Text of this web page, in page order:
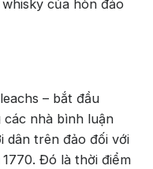
của hòn đảo
– bắt đầu
nhà bình luận
dân trên đảo đối với
Đó là thời điểm